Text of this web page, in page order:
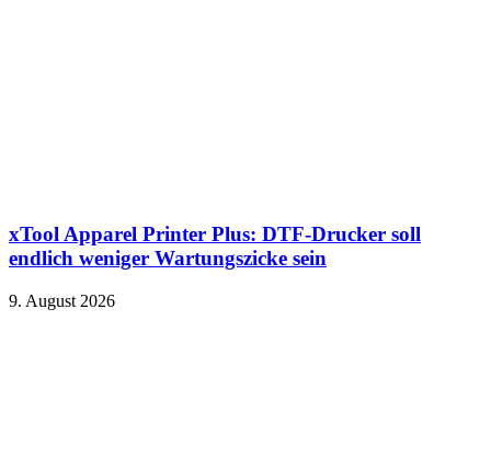
xTool Apparel Printer Plus: DTF-Drucker soll
endlich weniger Wartungszicke sein
9. August 2026